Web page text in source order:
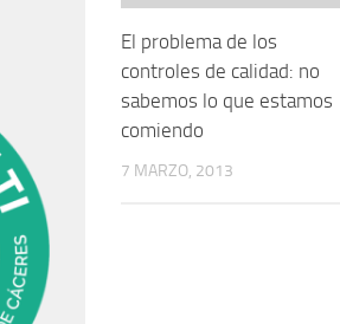
El problema de los
controles de calidad: no
sabemos lo que estamos
comiendo
7 MARZO, 2013